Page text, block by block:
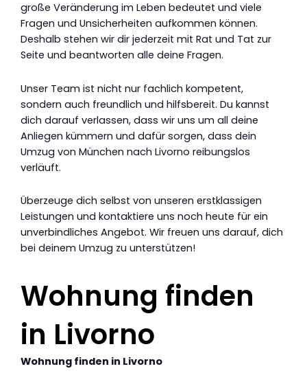
große Veränderung im Leben bedeutet und viele
Fragen und Unsicherheiten aufkommen können.
Deshalb stehen wir dir jederzeit mit Rat und Tat zur
Seite und beantworten alle deine Fragen.
Unser Team ist nicht nur fachlich kompetent,
sondern auch freundlich und hilfsbereit. Du kannst
dich darauf verlassen, dass wir uns um all deine
Anliegen kümmern und dafür sorgen, dass dein
Umzug von München nach Livorno reibungslos
verläuft.
Überzeuge dich selbst von unseren erstklassigen
Leistungen und kontaktiere uns noch heute für ein
unverbindliches Angebot. Wir freuen uns darauf, dich
bei deinem Umzug zu unterstützen!
Wohnung finden
in Livorno
Wohnung finden in Livorno